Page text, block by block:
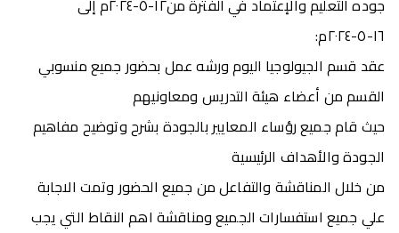
جوده التعليم والإعتماد في الفترة من١٢-٥-٢٠٢٤م إلى
١٦-٥-٢٠٢٤م:
عقد قسم الجيولوجيا اليوم ورشه عمل بحضور جميع منسوبي
القسم من أعضاء هيئة التدريس ومعاونيهم
حيث قام جميع رؤساء المعايير بالجودة بشرح وتوضيح مفاهيم
الجودة والأهداف الرئيسية
من خلال المناقشة والتفاعل من جميع الحضور وتمت الاجابة
علي جميع استفسارات الجميع ومناقشة اهم النقاط التي يجب